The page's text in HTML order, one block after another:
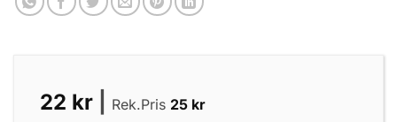
22 kr Rek.Pris 25 kr